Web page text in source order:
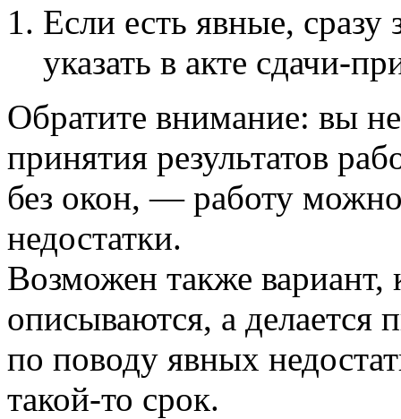
Если есть явные,
указать в акте сдачи-
Обратите внимание: вы
принятия результатов
без окон, — работу
недостатки.
Возможен также вариант,
описываются, а делается
по поводу явных
такой-то срок.